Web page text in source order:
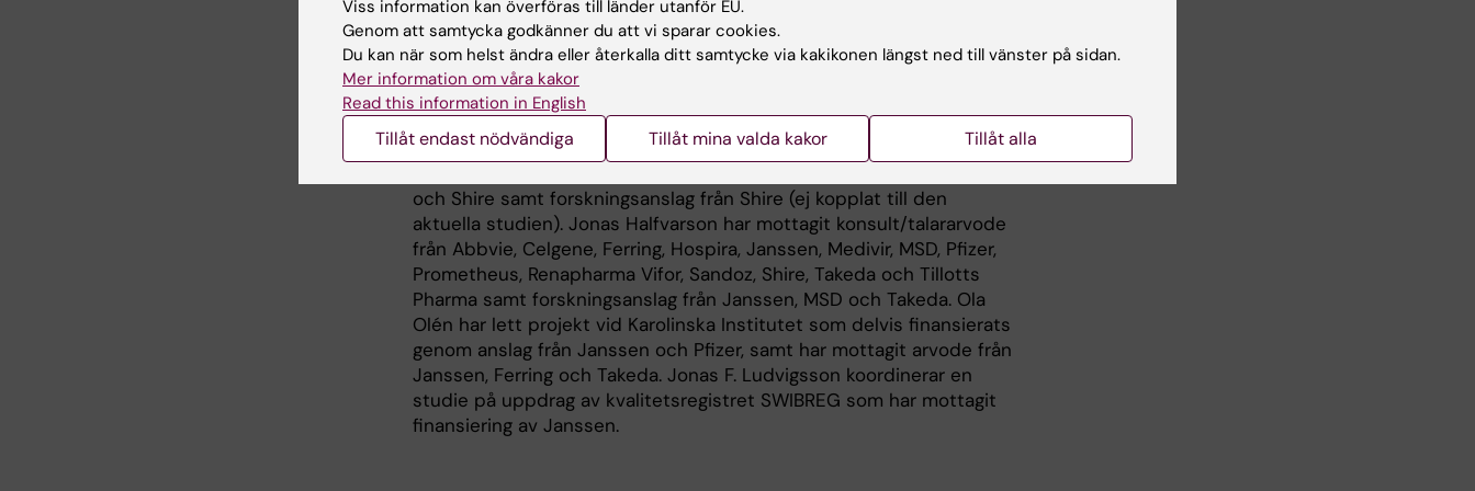
Strategisk Forskning, Sveriges läkarförbund, Strategiska
forskningsområdet neurovetenskap (StratNeuro) vid Karolinska
Institutet, the Swedish Initiative for Research on Microdata in the
Social And Medical Sciences (SIMSAM), Vetenskapsrådet, samt
Stockholms läns landsting.
och Shire samt forskningsanslag från Shire (ej kopplat till den
aktuella studien). Jonas Halfvarson har mottagit konsult/talararvode
från Abbvie, Celgene, Ferring, Hospira, Janssen, Medivir, MSD, Pfizer,
Prometheus, Renapharma Vifor, Sandoz, Shire, Takeda och Tillotts
Pharma samt forskningsanslag från Janssen, MSD och Takeda. Ola
Olén har lett projekt vid Karolinska Institutet som delvis finansierats
genom anslag från Janssen och Pfizer, samt har mottagit arvode från
Janssen, Ferring och Takeda. Jonas F. Ludvigsson koordinerar en
studie på uppdrag av kvalitetsregistret SWIBREG som har mottagit
finansiering av Janssen.
Viss information kan överföras till länder utanför EU.
Genom att samtycka godkänner du att vi sparar cookies.
Du kan när som helst ändra eller återkalla ditt samtycke via kakikonen längst ned till vänster på sidan.
Mer information om våra kakor
Read this information in English
Tillåt endast nödvändiga Tillåt mina valda kakor Tillåt alla